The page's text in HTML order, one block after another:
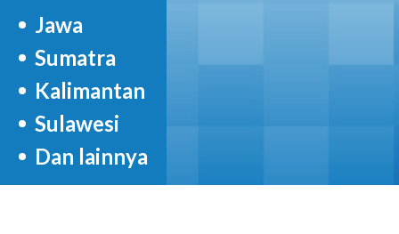
Jawa
Sumatra
Kalimantan
Sulawesi
Dan lainnya